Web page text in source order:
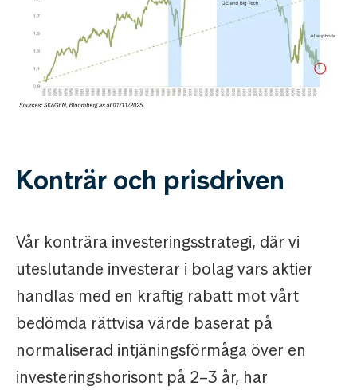
Konträr och prisdriven
Vår konträra investeringsstrategi, där vi
uteslutande investerar i bolag vars aktier
handlas med en kraftig rabatt mot vårt
bedömda rättvisa värde baserat på
normaliserad intjäningsförmåga över en
investeringshorisont på 2–3 år, har